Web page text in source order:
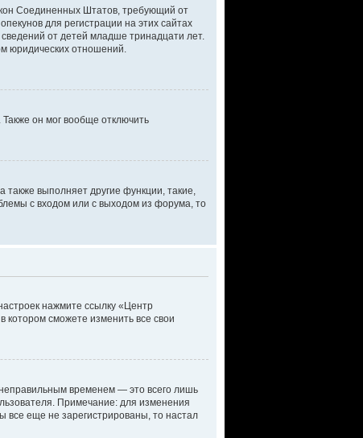
Соединенных Штатов, требующий от
для регистрации на этих сайтах
от детей младше тринадцати лет.
юридических отношений.
он мог вообще отключить
выполняет другие функции, такие,
с входом или с выходом из форума, то
нажмите ссылку «Центр
котором сможете изменить все свои
временем — это всего лишь
Примечание: для изменения
все еще не зарегистрированы, то настал